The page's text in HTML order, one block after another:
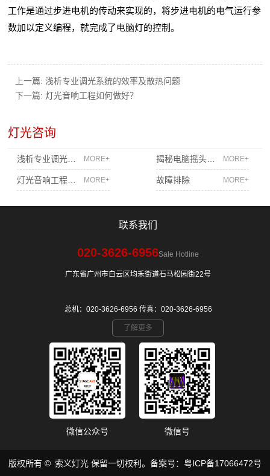
工作是通过步进电机的传动来实现的，将步进电机的电气运行参
数加以定义编程，就完成了电脑灯的控制。
上一篇: 浅析专业调光系统的效率及散热问题
下一篇: 灯光音响工程如何做好？
灯光咨询
MORE+
浅析专业调光系统的效率及散热问题 MORE+
揭秘电脑摇头灯内部构造及工作原理
MORE+
灯光音响工程如何做好？ MORE+
故障排除
联系我们
020-3626-6956Sale Hotline
广东省广州市白云区均禾街道石马松园街22号
总机：020-3626-6956 传真：020-3626-6956
了解更多
微信公众号 微信号
​版权所有 © 索义灯光 保留一切权利。备案号： 粤ICP备17066472号